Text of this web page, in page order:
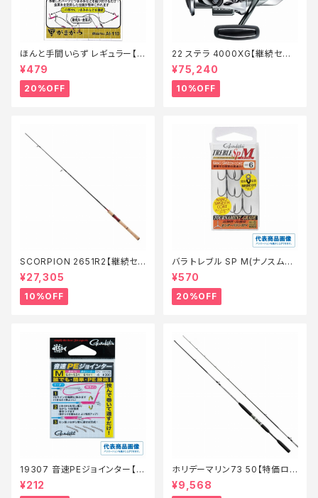
ほんと手間いらず レギュラー【特
価仕掛】【20】
¥479
20%OFF
22 ステラ 4000XG【継続セー
ル_リール】【10】
¥75,240
10%OFF
SCORPION 2651R2【継続セ
ール_ロッド】【10】
¥27,305
10%OFF
バラ トレブル SP M(ナノスムー
スコート)【特価仕掛】【20】
¥570
20%OFF
19307 音速PEジョインター【特
価仕掛】【20】
¥212
ホリデーマリン73 50【特価ロッ
ド】【20】
¥9,568